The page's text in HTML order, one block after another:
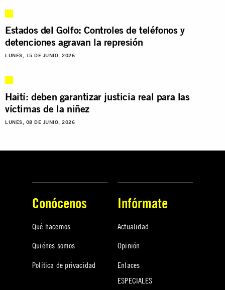
Estados del Golfo: Controles de teléfonos y
detenciones agravan la represión
LUNES, 15 DE JUNIO, 2026
Haití: deben garantizar justicia real para las
víctimas de la niñez
LUNES, 08 DE JUNIO, 2026
Conócenos
Qué hacemos
Quiénes somos
Política de privacidad
Infórmate
Actualidad
Opinión
Enlaces
ESPECIALES